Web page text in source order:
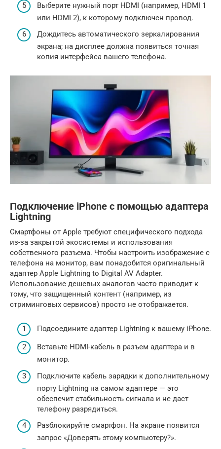
Выберите нужный порт HDMI (например, HDMI 1
или HDMI 2), к которому подключен провод.
Дождитесь автоматического зеркалирования
экрана; на дисплее должна появиться точная
копия интерфейса вашего телефона.
Подключение iPhone с помощью адаптера
Lightning
Смартфоны от Apple требуют специфического подхода
из-за закрытой экосистемы и использования
собственного разъема. Чтобы настроить изображение с
телефона на монитор, вам понадобится оригинальный
адаптер Apple Lightning to Digital AV Adapter.
Использование дешевых аналогов часто приводит к
тому, что защищенный контент (например, из
стриминговых сервисов) просто не отображается.
Подсоедините адаптер Lightning к вашему iPhone.
Вставьте HDMI-кабель в разъем адаптера и в
монитор.
Подключите кабель зарядки к дополнительному
порту Lightning на самом адаптере — это
обеспечит стабильность сигнала и не даст
телефону разрядиться.
Разблокируйте смартфон. На экране появится
запрос «Доверять этому компьютеру?».